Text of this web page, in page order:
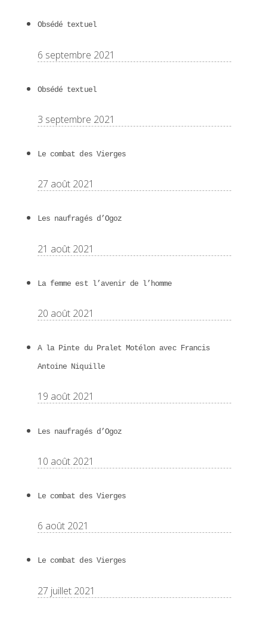
Obsédé textuel
6 septembre 2021
Obsédé textuel
3 septembre 2021
Le combat des Vierges
27 août 2021
Les naufragés d’Ogoz
21 août 2021
La femme est l’avenir de l’homme
20 août 2021
A la Pinte du Pralet Motélon avec Francis
Antoine Niquille
19 août 2021
Les naufragés d’Ogoz
10 août 2021
Le combat des Vierges
6 août 2021
Le combat des Vierges
27 juillet 2021